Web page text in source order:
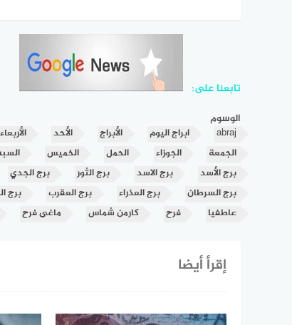
تابعنا على:
الوسوم
abraj ابراج اليوم الأبراج الأحد الأربعاء
الجمعة
الجوزاء الحمل الخميس
برج الأسد
برج الاسد برج الثور برج الجدي
برج السرطان
برج العذراء برج العقرب برج
عاطفيا
فرح كارمن شماس ماغى فرح
إقرأ أيضا